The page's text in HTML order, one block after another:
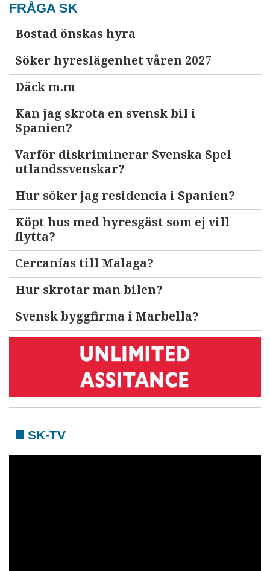
FRÅGA SK
Bostad önskas hyra
Söker hyreslägenhet våren 2027
Däck m.m
Kan jag skrota en svensk bil i
Spanien?
Varför diskriminerar Svenska Spel
utlandssvenskar?
Hur söker jag residencia i Spanien?
Köpt hus med hyresgäst som ej vill
flytta?
Cercanías till Malaga?
Hur skrotar man bilen?
Svensk byggfirma i Marbella?
SK-TV